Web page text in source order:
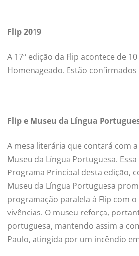
Flip 2019
A 17ª edição da Flip acontece de
Homenageado. Estão
Flip e Museu da Língua
A mesa literária que contará com
Museu da Língua Portuguesa.
Programa Principal desta edição,
Museu da Língua Portuguesa
programação paralela à Flip com
vivências. O museu reforça,
portuguesa, mantendo assim a
Paulo, atingida por um incêndio